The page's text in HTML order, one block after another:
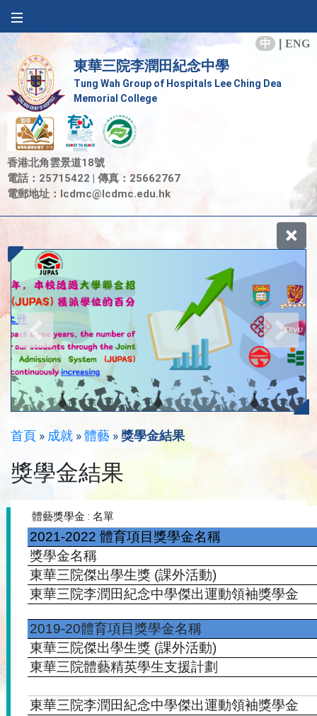
中 ENG
東華三院李潤田紀念中學
Tung Wah Group of Hospitals Lee Ching Dea
Memorial College
香港北角雲景道18號
電話：25715422 | 傳真：25662767
電郵地址： lcdmc@lcdmc.edu.hk
首頁 » 成就 »體藝 »獎學金結果
獎學金結果